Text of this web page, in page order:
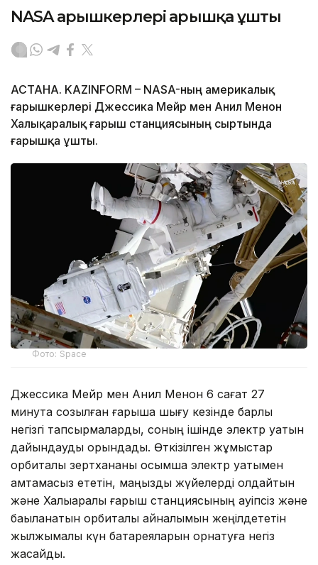
NASA ғарышкерлері ғарышқа ұшты
АСТАНА. KAZINFORM – NASA-ның америкалық
ғарышкерлері Джессика Мейр мен Анил Менон
Халықаралық ғарыш станциясының сыртында
ғарышқа ұшты.
Фото: Space
Джессика Мейр мен Анил Менон 6 сағат 27
минутқа созылған ғарышқа шығу кезінде барлық
негізгі тапсырмаларды, соның ішінде электр қуатын
дайындауды орындады. Өткізілген жұмыстар
орбиталық зертхананы қосымша электр қуатымен
қамтамасыз ететін, маңызды жүйелерді қолдайтын
және Халықаралық ғарыш станциясының қауіпсіз және
бақыланатын орбиталық айналымын жеңілдететін
жылжымалы күн батареяларын орнатуға негіз
жасайды.